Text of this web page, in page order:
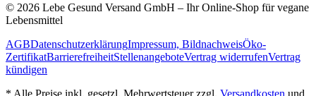
© 2026 Lebe Gesund Versand GmbH – Ihr Online‐Shop für vegane
Lebensmittel
AGBDatenschutzerklärungImpressum, BildnachweisÖko‐
ZertifikatBarrierefreiheitStellenangeboteVertrag widerrufenVertrag
kündigen
* Alle Preise inkl. gesetzl. Mehrwertsteuer zzgl. Versandkosten und